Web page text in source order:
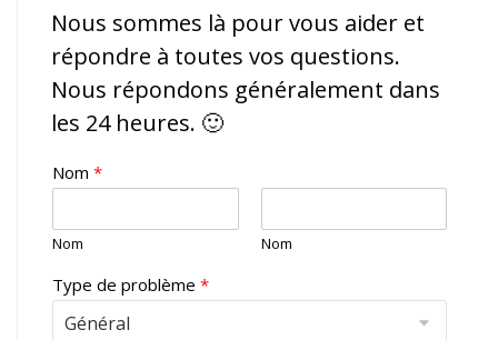
Nous sommes là pour vous aider et
répondre à toutes vos questions.
Nous répondons généralement dans
les 24 heures. 🙂
Nom *
Nom Nom
Type de problème *